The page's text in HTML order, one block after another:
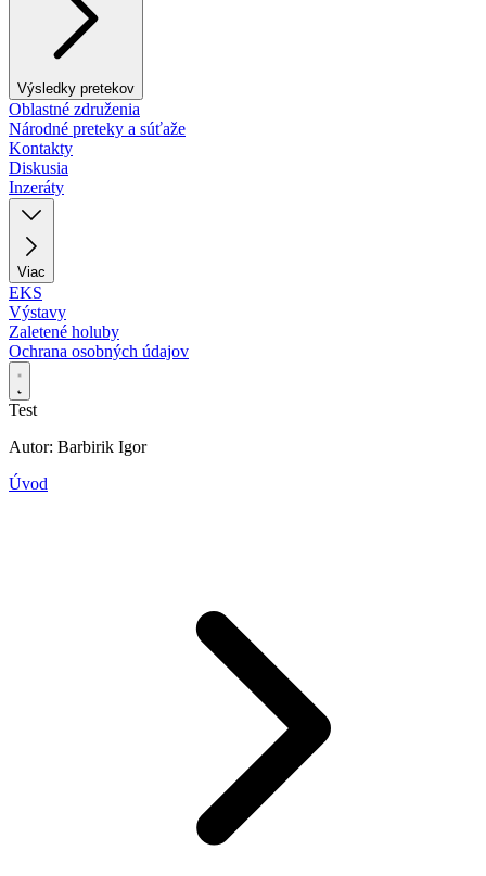
Výsledky pretekov
Oblastné združenia
Národné preteky a súťaže
Kontakty
Diskusia
Inzeráty
Viac
EKS
Výstavy
Zaletené holuby
Ochrana osobných údajov
Test
Autor: Barbirik Igor
Úvod